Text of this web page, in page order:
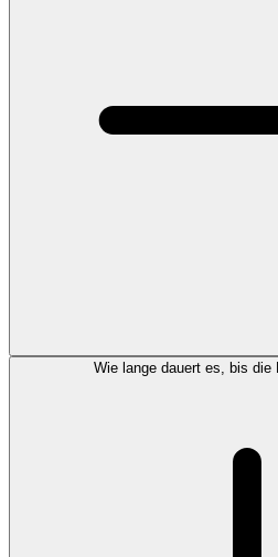
Wie lange dauert es, bis die